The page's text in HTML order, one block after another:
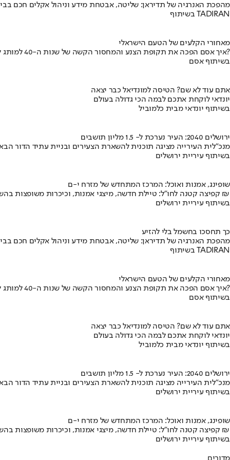
מהפכת האנרגיה של תדיראן: שליטה, אבטחת מידע וניהול אקלים חכם
בשיתוף TADIRAN
מאחורי הקלעים של הטעם הישראלי
איך אסם הפכה את תקופת הצנע והמחסור הקשה של שנות ה-40 למותג לאומי?
בשיתוף אסם
אתם עוד לא שם? הטיסה למונדיאל כבר יצאה
יונדאי לוקחת אתכם לבמה הכי גדולה בעולם
בשיתוף יונדאי מבית כלמוביל
ירושלים 2040: העיר נערכת ל- 1.5 מליון תושבים
מנכ"לית העירייה מציגה תוכנית להשארת הצעירים ובניית עתיד הדור
בשיתוף עיריית ירושלים
שופינג, אמנות ואוכל: המרכז המתחדש של מזרח י-ם
קפיצה קטנה לחו"ל: טיילת חדשה, מיצגי אמנות, וכיכרות משופצות בהשקעה של 100 מיליון ₪
בשיתוף עיריית ירושלים
כך תחסכו בחשמל בלי להזיע
מהפכת האנרגיה של תדיראן: שליטה, אבטחת מידע וניהול אקלים חכם
בשיתוף TADIRAN
מאחורי הקלעים של הטעם הישראלי
איך אסם הפכה את תקופת הצנע והמחסור הקשה של שנות ה-40 למותג לאומי?
בשיתוף אסם
אתם עוד לא שם? הטיסה למונדיאל כבר יצאה
יונדאי לוקחת אתכם לבמה הכי גדולה בעולם
בשיתוף יונדאי מבית כלמוביל
ירושלים 2040: העיר נערכת ל- 1.5 מליון תושבים
מנכ"לית העירייה מציגה תוכנית להשארת הצעירים ובניית עתיד הדור
בשיתוף עיריית ירושלים
שופינג, אמנות ואוכל: המרכז המתחדש של מזרח י-ם
קפיצה קטנה לחו"ל: טיילת חדשה, מיצגי אמנות, וכיכרות משופצות בהשקעה של 100 מיליון ₪
בשיתוף עיריית ירושלים